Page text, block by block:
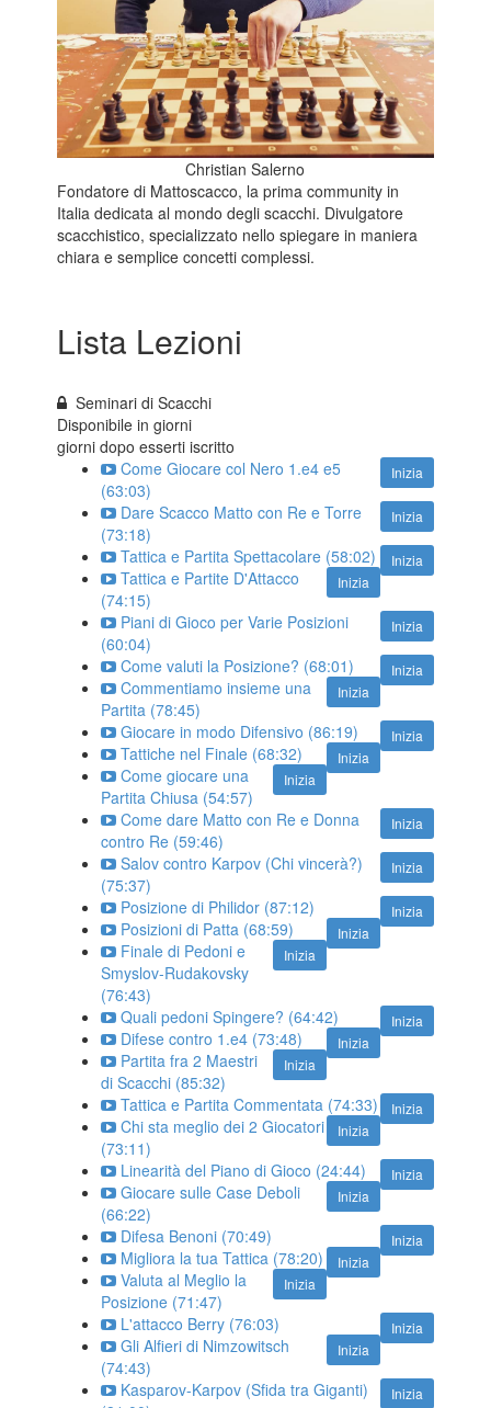
Christian Salerno
Fondatore di Mattoscacco, la prima community in
Italia dedicata al mondo degli scacchi. Divulgatore
scacchistico, specializzato nello spiegare in maniera
chiara e semplice concetti complessi.
Lista Lezioni
Seminari di Scacchi
Disponibile ingiorni
giorni dopo esserti iscritto
Inizia
Come Giocare col Nero 1.e4 e5
(63:03)
Inizia
Dare Scacco Matto con Re e Torre
(73:18)
Inizia
Tattica e Partita Spettacolare (58:02)
Inizia
Tattica e Partite D'Attacco
(74:15)
Inizia
Piani di Gioco per Varie Posizioni
(60:04)
Inizia
Come valuti la Posizione? (68:01)
Inizia
Commentiamo insieme una
Partita (78:45)
Inizia
Giocare in modo Difensivo (86:19)
Inizia
Tattiche nel Finale (68:32)
Inizia
Come giocare una
Partita Chiusa (54:57)
Inizia
Come dare Matto con Re e Donna
contro Re (59:46)
Inizia
Salov contro Karpov (Chi vincerà?)
(75:37)
Inizia
Posizione di Philidor (87:12)
Inizia
Posizioni di Patta (68:59)
Inizia
Finale di Pedoni e
Smyslov-Rudakovsky
(76:43)
Inizia
Quali pedoni Spingere? (64:42)
Inizia
Difese contro 1.e4 (73:48)
Inizia
Partita fra 2 Maestri
di Scacchi (85:32)
Inizia
Tattica e Partita Commentata (74:33)
Inizia
Chi sta meglio dei 2 Giocatori
(73:11)
Inizia
Linearità del Piano di Gioco (24:44)
Inizia
Giocare sulle Case Deboli
(66:22)
Inizia
Difesa Benoni (70:49)
Inizia
Migliora la tua Tattica (78:20)
Inizia
Valuta al Meglio la
Posizione (71:47)
Inizia
L'attacco Berry (76:03)
Inizia
Gli Alfieri di Nimzowitsch
(74:43)
Inizia
Kasparov-Karpov (Sfida tra Giganti)